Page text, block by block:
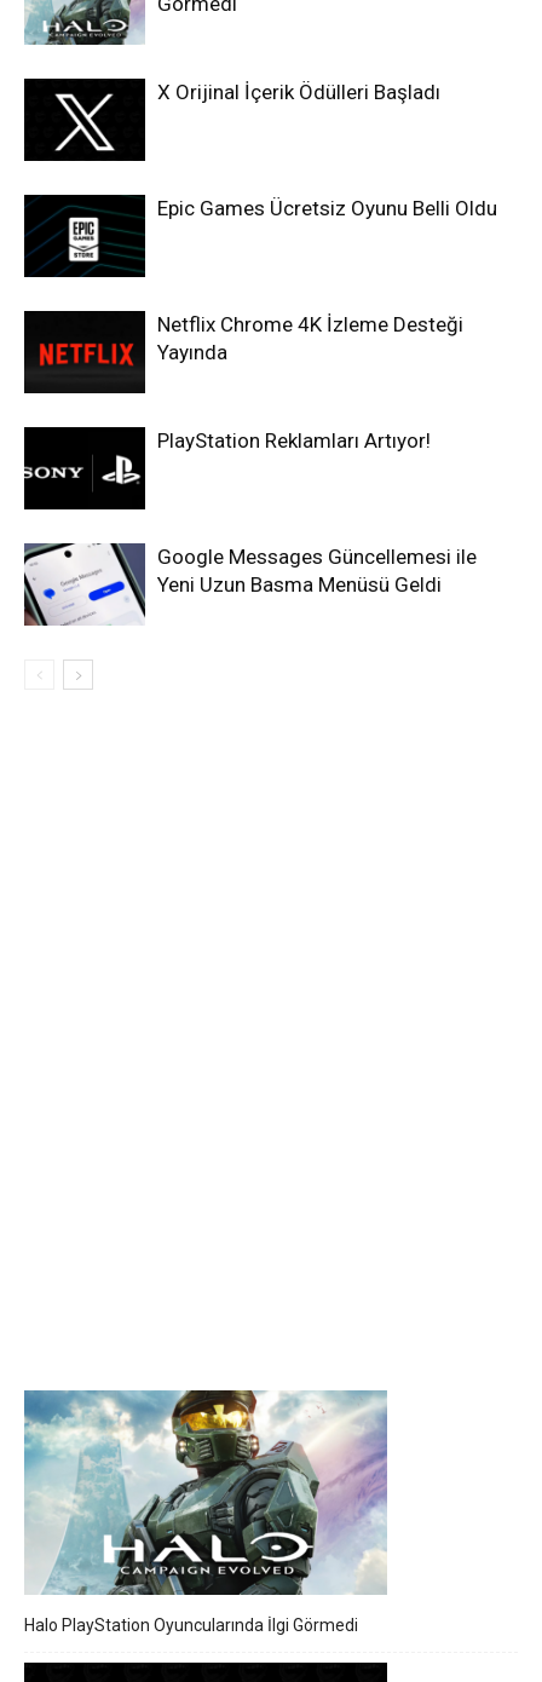
X Orijinal İçerik Ödülleri Başladı
Epic Games Ücretsiz Oyunu Belli Oldu
Netflix Chrome 4K İzleme Desteği
Yayında
PlayStation Reklamları Artıyor!
Google Messages Güncellemesi ile
Yeni Uzun Basma Menüsü Geldi
Halo PlayStation Oyuncularında İlgi Görmedi